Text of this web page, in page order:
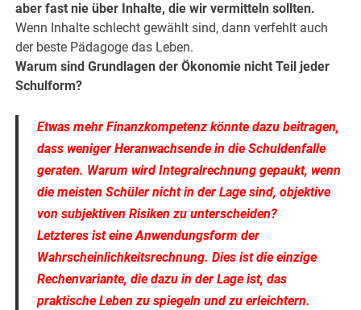
aber fast nie über Inhalte, die wir vermitteln sollten.
Wenn Inhalte schlecht gewählt sind, dann verfehlt auch
der beste Pädagoge das Leben.
Warum sind Grundlagen der Ökonomie nicht Teil jeder
Schulform?
Etwas mehr Finanzkompetenz könnte dazu beitragen,
dass weniger Heranwachsende in die Schuldenfalle
geraten. Warum wird Integralrechnung gepaukt, wenn
die meisten Schüler nicht in der Lage sind, objektive
von subjektiven Risiken zu unterscheiden?
Letzteres ist eine Anwendungsform der
Wahrscheinlichkeitsrechnung. Dies ist die einzige
Rechenvariante, die dazu in der Lage ist, das
praktische Leben zu spiegeln und zu erleichtern.